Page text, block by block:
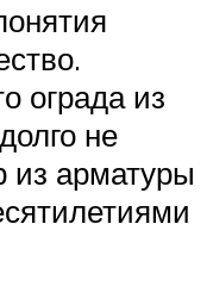
ограда из
не
из арматуры